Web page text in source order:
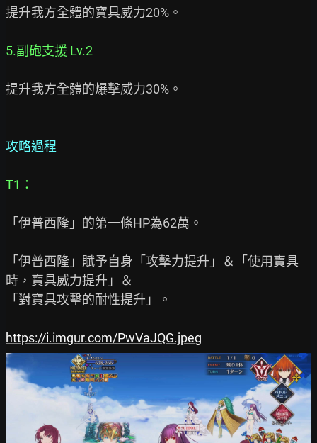
提升我方全體的寶具威力20%。
5.副砲支援 Lv.2
提升我方全體的爆擊威力30%。
攻略過程
T1：
「伊普西隆」的第一條HP為62萬。
「伊普西隆」賦予自身「攻擊力提升」＆「使用寶具
時，寶具威力提升」＆
「對寶具攻擊的耐性提升」。
https://i.imgur.com/PwVaJQG.jpeg